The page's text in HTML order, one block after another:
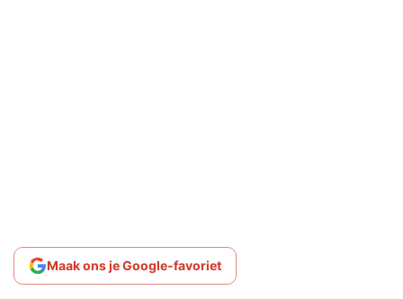
Maak ons je Google-favoriet